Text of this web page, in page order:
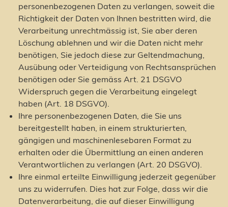
personenbezogenen Daten zu verlangen, soweit die
Richtigkeit der Daten von Ihnen bestritten wird, die
Verarbeitung unrechtmässig ist, Sie aber deren
Löschung ablehnen und wir die Daten nicht mehr
benötigen, Sie jedoch diese zur Geltendmachung,
Ausübung oder Verteidigung von Rechtsansprüchen
benötigen oder Sie gemäss Art. 21 DSGVO
Widerspruch gegen die Verarbeitung eingelegt
haben (Art. 18 DSGVO).
Ihre personenbezogenen Daten, die Sie uns
bereitgestellt haben, in einem strukturierten,
gängigen und maschinenlesebaren Format zu
erhalten oder die Übermittlung an einen anderen
Verantwortlichen zu verlangen (Art. 20 DSGVO).
Ihre einmal erteilte Einwilligung jederzeit gegenüber
uns zu widerrufen. Dies hat zur Folge, dass wir die
Datenverarbeitung, die auf dieser Einwilligung